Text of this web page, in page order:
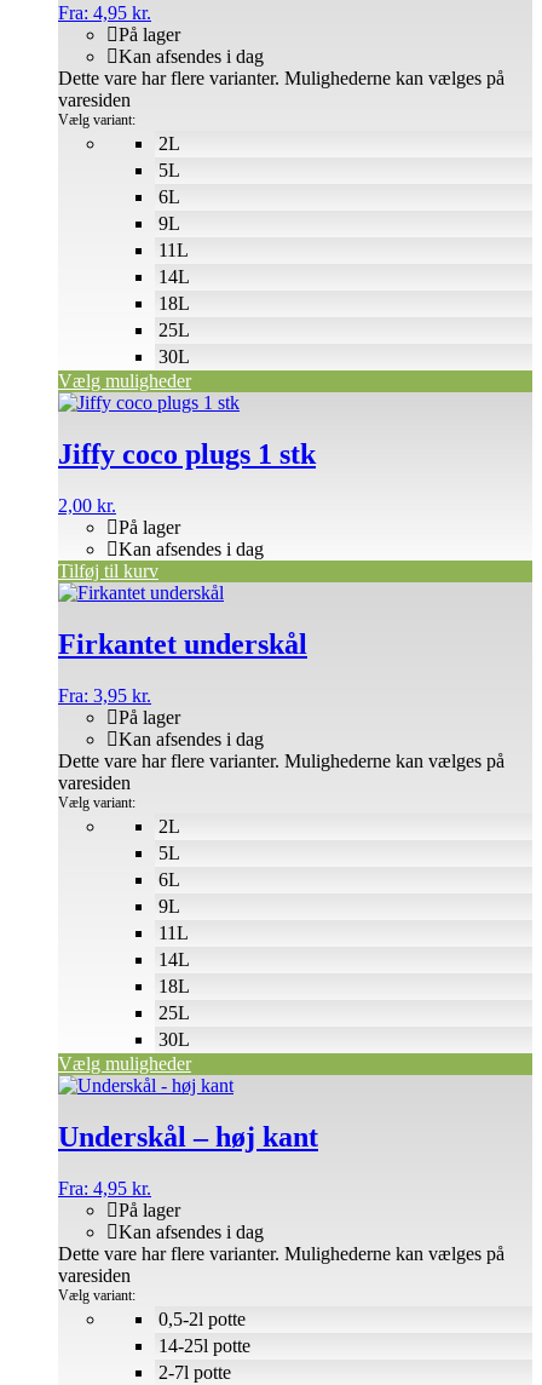
Fra: 4,95 kr.
På lager
Kan afsendes i dag
Vælg variant:
Vælg muligheder
Dette vare har flere varianter. Mulighederne kan vælges på
varesiden
2L
5L
6L
9L
11L
14L
18L
25L
30L
Jiffy coco plugs 1 stk
2,00 kr.
På lager
Kan afsendes i dag
Tilføj til kurv
Firkantet underskål
Fra: 3,95 kr.
På lager
Kan afsendes i dag
Vælg variant:
Vælg muligheder
Dette vare har flere varianter. Mulighederne kan vælges på
varesiden
2L
5L
6L
9L
11L
14L
18L
25L
30L
Underskål – høj kant
Fra: 4,95 kr.
På lager
Kan afsendes i dag
Vælg variant:
Dette vare har flere varianter. Mulighederne kan vælges på
varesiden
0,5-2l potte
14-25l potte
2-7l potte